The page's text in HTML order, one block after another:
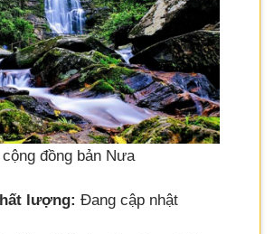
đồng bản Nưa
lượng: Đang cập nhật